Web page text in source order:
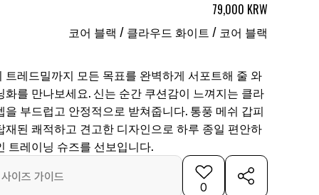
79,000 KRW
코어 블랙 / 클라우드 화이트 / 코어 블랙
레드밀까지 모든 목표를 완벽하게 서포트해 줄 와
를 만나보세요. 신는 순간 쿠션감이 느껴지는 클라
부드럽고 안정적으로 받쳐줍니다. 통풍 메쉬 갑피
된 쾌적하고 견고한 디자인으로 하루 종일 편안하
트레이닝 슈즈를 선보입니다.
사이즈 가이드
0